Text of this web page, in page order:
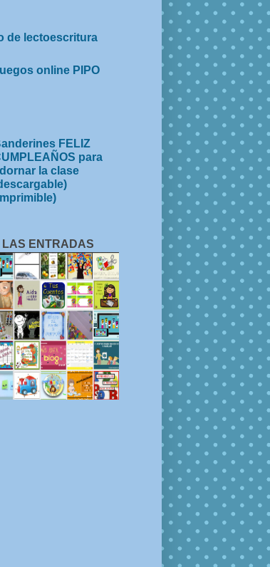
de lectoescritura
online PIPO
FELIZ
para
la clase
LAS ENTRADAS